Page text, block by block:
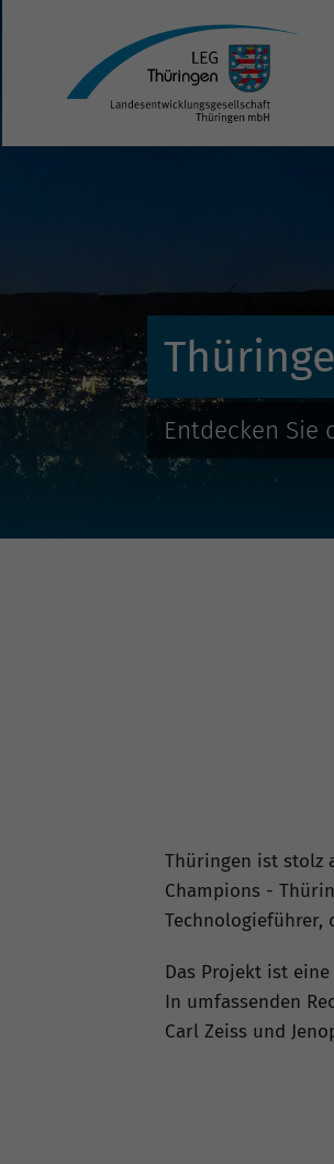
Entdecken Sie
Thüringen ist stolz
Champions -
Technologieführer,
Das Projekt ist
In umfassenden
Carl Zeiss und